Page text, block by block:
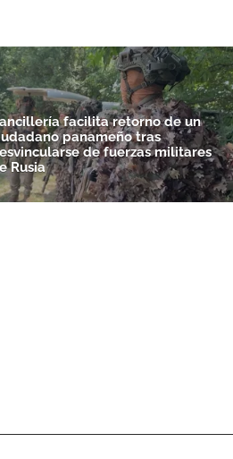
facilita retorno de un
panameño tras
de fuerzas militares
Rusia